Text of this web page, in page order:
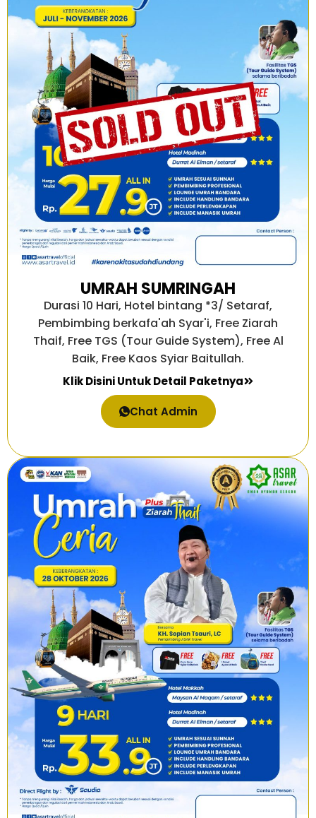
UMRAH SUMRINGAH
Durasi 10 Hari, Hotel bintang *3/ Setaraf,
Pembimbing berkafa'ah Syar'i, Free Ziarah
Thaif, Free TGS (Tour Guide System), Free Al
Baik, Free Kaos Syiar Baitullah.
Klik Disini Untuk Detail Paketnya
Chat Admin